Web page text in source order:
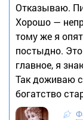
Отказываю.
Хорошо —
тому же я
постыдно.
главное, я
Так доживаю
богатство